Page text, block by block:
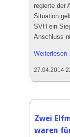
regierte der
Situation
SVH ein
Anschluss
27.04.2014
Zwei
waren